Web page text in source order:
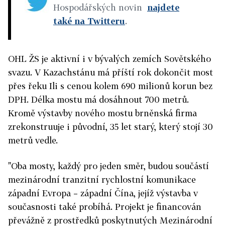
Hospodářských novin najdete
také na Twitteru.
OHL ŽS je aktivní i v bývalých zemích Sovětského
svazu. V Kazachstánu má příští rok dokončit most
přes řeku Ili s cenou kolem 690 milionů korun bez
DPH. Délka mostu má dosáhnout 700 metrů.
Kromě výstavby nového mostu brněnská firma
zrekonstruuje i původní, 35 let starý, který stojí 30
metrů vedle.
"Oba mosty, každý pro jeden směr, budou součástí
mezinárodní tranzitní rychlostní komunikace
západní Evropa – západní Čína, jejíž výstavba v
současnosti také probíhá. Projekt je financován
převážně z prostředků poskytnutých Mezinárodní